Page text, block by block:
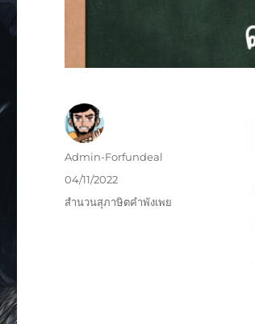
Admin-Forfundeal
04/11/2022
สำนวนสุภาษิตคำพังเพย